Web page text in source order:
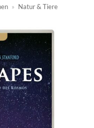
» Natur & Tiere